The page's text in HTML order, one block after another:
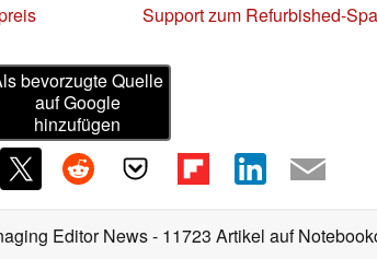
Support zum Refurbished-
bevorzugte Quelle
auf Google
hinzufügen
Editor News- 11723 Artikel auf